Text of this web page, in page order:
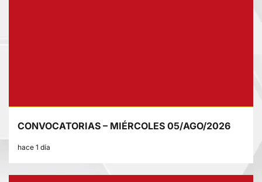
CONVOCATORIAS – MIÉRCOLES 05/AGO/2026
hace 1 día